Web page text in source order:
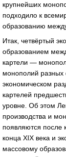
крупнейших
подходило к
образованию
Итак, четвёртый
образованием
картели —
монополий разных
экономическом
картелей
уровне. Об этом
производства и
появляются после
конца XIX века и
массовому